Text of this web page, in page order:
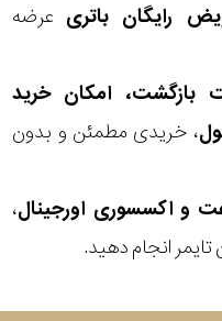
عرضه
۳۰ روز مهلت بازگشت، امکان خرید
، خریدی مطمئن و بدون
،
تایمر انجام دهید.